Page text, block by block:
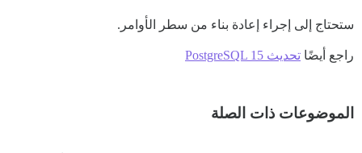
ستحتاج إلى إجراء إعادة بناء من سطر الأوامر.
راجع أيضًا تحديث PostgreSQL 15
الموضوعات ذات الصلة